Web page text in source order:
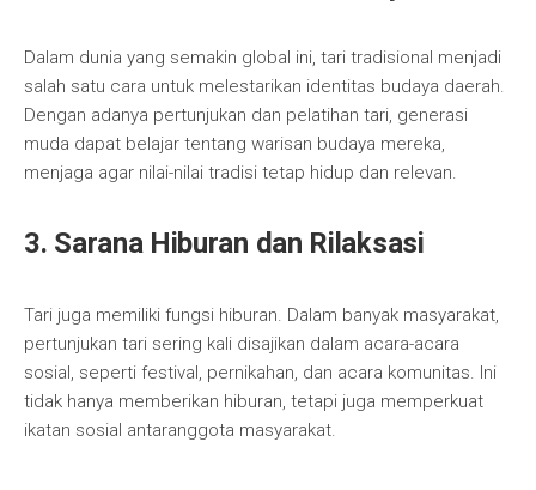
Dalam dunia yang semakin global ini, tari tradisional menjadi
salah satu cara untuk melestarikan identitas budaya daerah.
Dengan adanya pertunjukan dan pelatihan tari, generasi
muda dapat belajar tentang warisan budaya mereka,
menjaga agar nilai-nilai tradisi tetap hidup dan relevan.
3. Sarana Hiburan dan Rilaksasi
Tari juga memiliki fungsi hiburan. Dalam banyak masyarakat,
pertunjukan tari sering kali disajikan dalam acara-acara
sosial, seperti festival, pernikahan, dan acara komunitas. Ini
tidak hanya memberikan hiburan, tetapi juga memperkuat
ikatan sosial antaranggota masyarakat.